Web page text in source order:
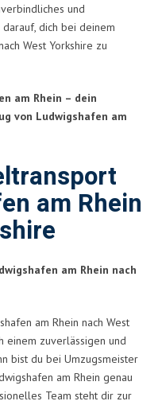
und
dich bei deinem
West Yorkshire zu
am Rhein – dein
von Ludwigshafen am
am Rhein
am Rhein nach
am Rhein nach West
einem zuverlässigen und
bist du bei Umzugsmeister
am Rhein genau
Team steht dir zur